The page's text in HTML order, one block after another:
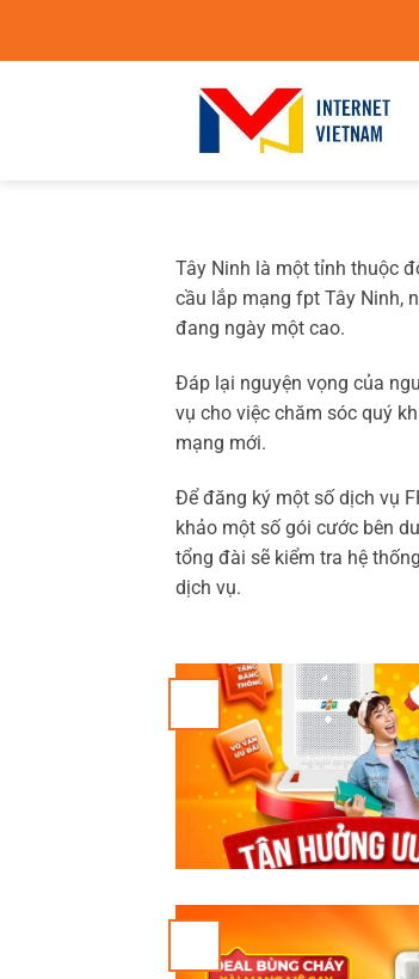
Tây Ninh là một tỉnh thuộc
cầu lắp mạng fpt Tây Ninh,
đang ngày một cao.
Đáp lại nguyện vọng của
vụ cho việc chăm sóc quý
mạng mới.
Để đăng ký một số dịch vụ
khảo một số gói cước bên
tổng đài sẽ kiểm tra hệ
dịch vụ.